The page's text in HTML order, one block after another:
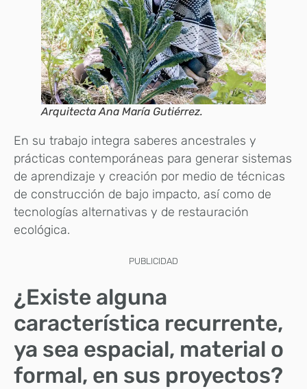
Arquitecta Ana María Gutiérrez.
En su trabajo integra saberes ancestrales y
prácticas contemporáneas para generar sistemas
de aprendizaje y creación por medio de técnicas
de construcción de bajo impacto, así como de
tecnologías alternativas y de restauración
ecológica.
PUBLICIDAD
¿Existe alguna
característica recurrente,
ya sea espacial, material o
formal, en sus proyectos?